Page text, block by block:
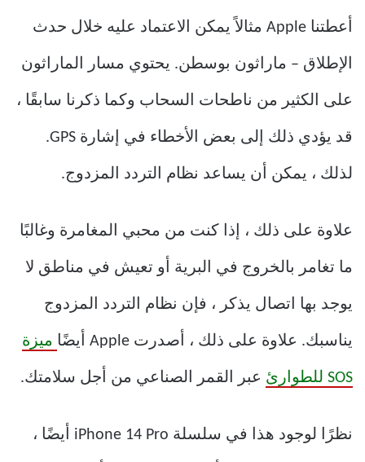
أعطتنا Apple مثالاً يمكن الاعتماد عليه خلال حدث
الإطلاق – ماراثون بوسطن. يحتوي مسار الماراثون
على الكثير من ناطحات السحاب وكما ذكرنا سابقًا ،
قد يؤدي ذلك إلى بعض الأخطاء في إشارة GPS.
لذلك ، يمكن أن يساعد نظام التردد المزدوج.
علاوة على ذلك ، إذا كنت من محبي المغامرة وغالبًا
ما تغامر بالخروج في البرية أو تعيش في مناطق لا
يوجد بها اتصال يذكر ، فإن نظام التردد المزدوج
يناسبك. علاوة على ذلك ، أصدرت Apple أيضًا ميزة
SOS للطوارئ عبر القمر الصناعي من أجل سلامتك.
نظرًا لوجود هذا في سلسلة iPhone 14 Pro أيضًا ،